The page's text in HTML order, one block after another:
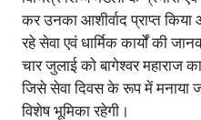
कर उनका आशीर्वाद प्राप्त
रहे सेवा एवं धार्मिक कार्यों की
चार जुलाई को बागेश्वर महाराज
जिसे सेवा दिवस के रूप में मनाया
विशेष भूमिका रहेगी।